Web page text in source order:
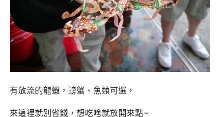
有放流的龍蝦，螃蟹、魚類可選，
來這裡就別省錢，想吃啥就放開來點~